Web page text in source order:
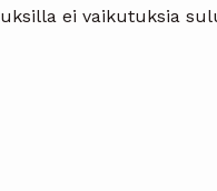
ei vaikutuksia